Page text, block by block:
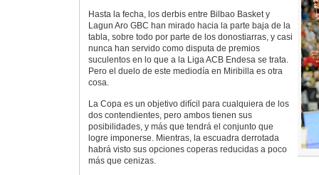
Hasta la fecha, los derbis entre Bilbao Basket y
Lagun Aro GBC han mirado hacia la parte baja de la
tabla, sobre todo por parte de los donostiarras, y casi
nunca han servido como disputa de premios
suculentos en lo que a la Liga ACB Endesa se trata.
Pero el duelo de este mediodía en Miribilla es otra
cosa.
La Copa es un objetivo difícil para cualquiera de los
dos contendientes, pero ambos tienen sus
posibilidades, y más que tendrá el conjunto que
logre imponerse. Mientras, la escuadra derrotada
habrá visto sus opciones coperas reducidas a poco
más que cenizas.